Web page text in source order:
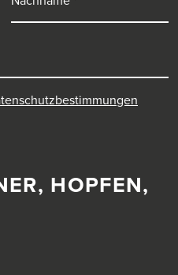
HOPFEN,